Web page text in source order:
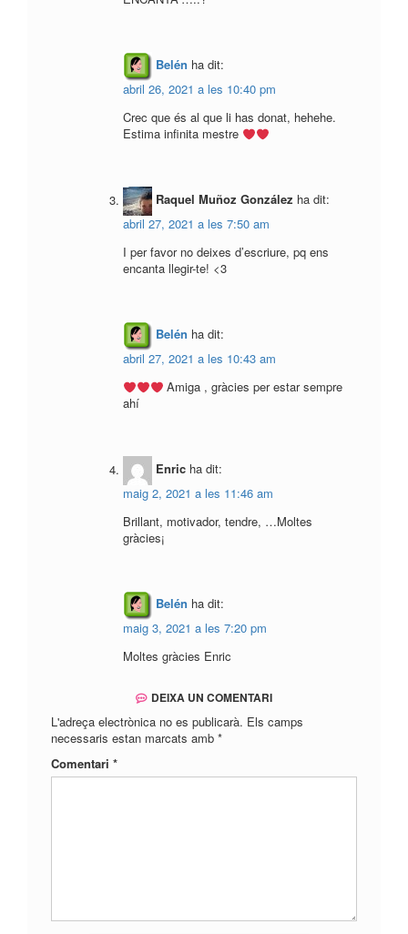
Belén ha dit:
abril 26, 2021 a les 10:40 pm
Crec que és al que li has donat, hehehe.
Estima infinita mestre
Raquel Muñoz González ha dit:
abril 27, 2021 a les 7:50 am
I per favor no deixes d’escriure, pq ens
encanta llegir-te! <3
Belén ha dit:
abril 27, 2021 a les 10:43 am
Amiga , gràcies per estar sempre
ahí
Enric ha dit:
maig 2, 2021 a les 11:46 am
Brillant, motivador, tendre, …Moltes
gràcies¡
Belén ha dit:
maig 3, 2021 a les 7:20 pm
Moltes gràcies Enric
DEIXA UN COMENTARI
L'adreça electrònica no es publicarà. Els camps
necessaris estan marcats amb *
Comentari *